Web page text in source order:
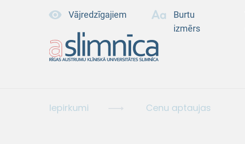
Vājredzīgajiem
Burtu
izmērs
Iepirkumi Cenu aptaujas